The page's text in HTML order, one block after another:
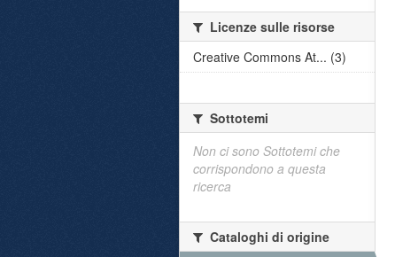
Licenze sulle risorse
Creative Commons At... (3)
Sottotemi
Non ci sono Sottotemi che
corrispondono a questa
ricerca
Cataloghi di origine